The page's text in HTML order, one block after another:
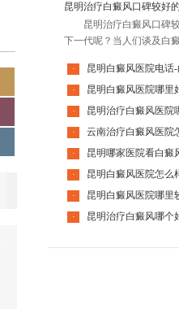
昆明治疗白癜风口碑较好
昆明治疗白癜风口碑
下一代呢？当人们谈及白
·
·
·
·
·
·
·
·